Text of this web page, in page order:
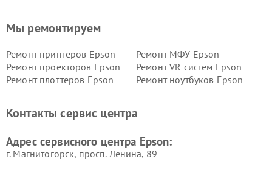
Мы ремонтируем
Ремонт принтеров Epson
Ремонт МФУ Epson
Ремонт проекторов Epson
Ремонт VR систем Epson
Ремонт плоттеров Epson
Ремонт ноутбуков Epson
Контакты сервис центра
Адрес сервисного центра Epson:
г. Магнитогорск, просп. Ленина, 89